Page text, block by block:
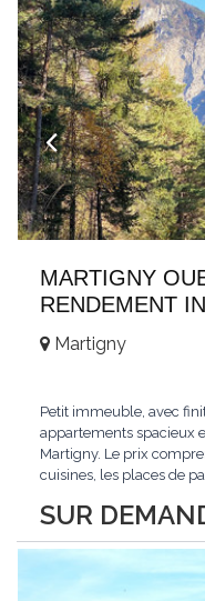
MARTIGNY
RENDEMENT
SUR
Martigny
Petit immeuble, avec
appartements spacieux
Martigny. Le prix
cuisines, les places de
opportunité exclusive
d'informations...